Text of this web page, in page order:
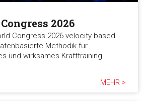
2026
Congress 2026 velocity based
Methodik für
und wirksames Krafttraining.
MEHR >